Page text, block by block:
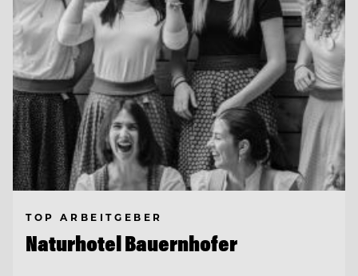
TOP ARBEITGEBER
Naturhotel Bauernhofer